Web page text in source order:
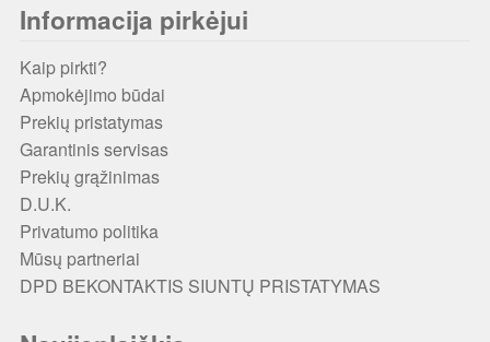
Informacija pirkėjui
Kaip pirkti?
Apmokėjimo būdai
Prekių pristatymas
Garantinis servisas
Prekių grąžinimas
D.U.K.
Privatumo politika
Mūsų partneriai
DPD BEKONTAKTIS SIUNTŲ PRISTATYMAS